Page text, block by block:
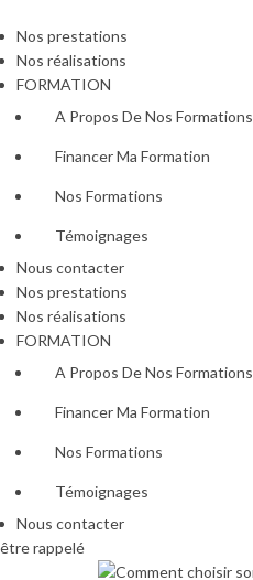
Nos prestations
Nos réalisations
FORMATION
A Propos De Nos Formations
Financer Ma Formation
Nos Formations
Témoignages
Nous contacter
Nos prestations
Nos réalisations
FORMATION
A Propos De Nos Formations
Financer Ma Formation
Nos Formations
Témoignages
Nous contacter
être rappelé